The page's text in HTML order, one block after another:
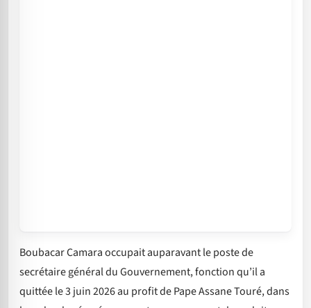
Boubacar Camara occupait auparavant le poste de
secrétaire général du Gouvernement, fonction qu’il a
quittée le 3 juin 2026 au profit de Pape Assane Touré, dans